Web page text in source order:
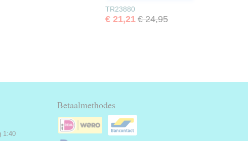
TR23880
€ 21,21 € 24,95
1:40
Betaalmethodes